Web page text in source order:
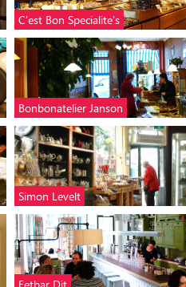
C'est Bon Specialite's
Bonbonatelier Janson
Simon Levelt
Eetbar Dit